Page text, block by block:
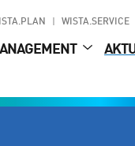
WISTA.SERVICE